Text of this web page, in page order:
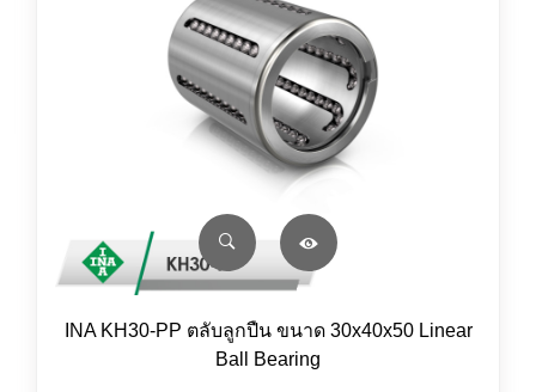
INA KH30-PP ตลับลูกปืน ขนาด 30x40x50 Linear
Ball Bearing